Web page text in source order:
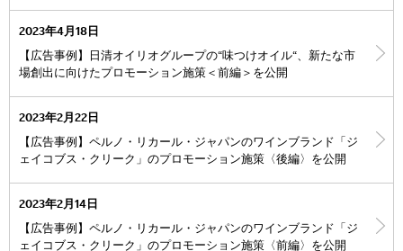
2023年4月18日
【広告事例】日清オイリオグループの“味つけオイル“、新たな市
場創出に向けたプロモーション施策＜前編＞を公開
2023年2月22日
【広告事例】ペルノ・リカール・ジャパンのワインブランド「ジ
ェイコブス・クリーク」のプロモーション施策〈後編〉を公開
2023年2月14日
【広告事例】ペルノ・リカール・ジャパンのワインブランド「ジ
ェイコブス・クリーク」のプロモーション施策〈前編〉を公開